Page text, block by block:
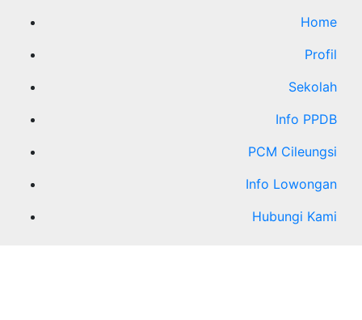
Home
Profil
Sekolah
Info PPDB
PCM Cileungsi
Info Lowongan
Hubungi Kami